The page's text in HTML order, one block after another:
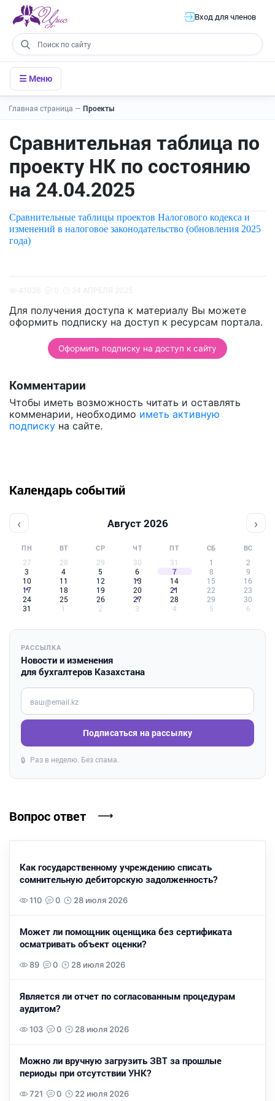
Вход для членов
☰ Меню
Главная страница — Проекты
Сравнительная таблица по
проекту НК по состоянию
на 24.04.2025
Сравнительные таблицы проектов Налогового кодекса и
изменений в налоговое законодательство (обновления 2025
года)
Для получения доступа к материалу Вы можете
оформить подписку на доступ к ресурсам портала.
Оформить подписку на доступ к сайту
Комментарии
Чтобы иметь возможность читать и оставлять
комменарии, необходимо иметь активную
подписку на сайте.
Календарь событий
‹ Август 2026 ›
ПН ВТ СР ЧТ ПТ СБ ВС
27 28 29 30 31 1
2
3
4 5 6 7 8
9
10
11 12 13 14 15
16
17
18 19 20 21 22
23
24
25 26 27 28 29
30
31
1 2 3 4 5 6
РАССЫЛКА
Новости и изменения
для бухгалтеров Казахстана
Введите ваш e-mail
Подписаться на рассылку
🔒 Раз в неделю. Без спама.
Вопрос ответ
Как государственному учреждению списать
сомнительную дебиторскую задолженность?
110 0 28 июля 2026
Может ли помощник оценщика без сертификата
осматривать объект оценки?
89 0 28 июля 2026
Является ли отчет по согласованным процедурам
аудитом?
103 0 28 июля 2026
Можно ли вручную загрузить ЗВТ за прошлые
периоды при отсутствии УНК?
721 0 22 июля 2026